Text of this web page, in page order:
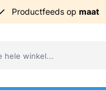
Productfeeds op maat